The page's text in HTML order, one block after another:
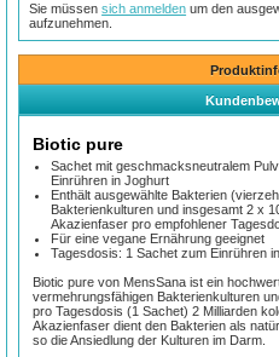
Sie müssensich anmelden um den
aufzunehmen.
Biotic pure
Sachet mit geschmacksneutralem
Einrühren in Joghurt
Enthält ausgewählte Bakterien
Bakterienkulturen und insgesamt 2 x
Akazienfaser pro empfohlener
Für eine vegane Ernährung geeignet
Tagesdosis: 1 Sachet zum Einrühren
Biotic pure von MensSana ist ein
vermehrungsfähigen Bakterienkulturen
pro Tagesdosis (1 Sachet) 2 Milliarden
Akazienfaser dient den Bakterien als
so die Ansiedlung der Kulturen im Darm.